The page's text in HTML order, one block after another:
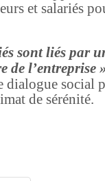
et salariés
sont liés par
de l’entreprise
dialogue social
de sérénité.